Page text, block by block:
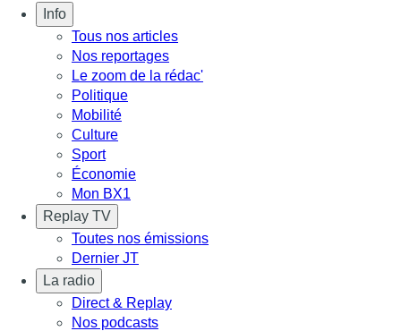
Info
Tous nos articles
Nos reportages
Le zoom de la rédac'
Politique
Mobilité
Culture
Sport
Économie
Mon BX1
Replay TV
Toutes nos émissions
Dernier JT
La radio
Direct & Replay
Nos podcasts